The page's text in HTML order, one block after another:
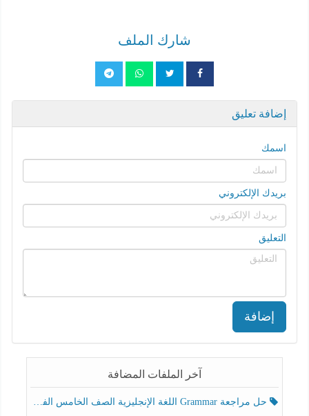
شارك الملف
إضافة تعليق
اسمك
بريدك الإلكتروني
التعليق
إضافة
آخر الملفات المضافة
حل مراجعة Grammar اللغة الإنجليزية الصف الخامس الفصل الثالث